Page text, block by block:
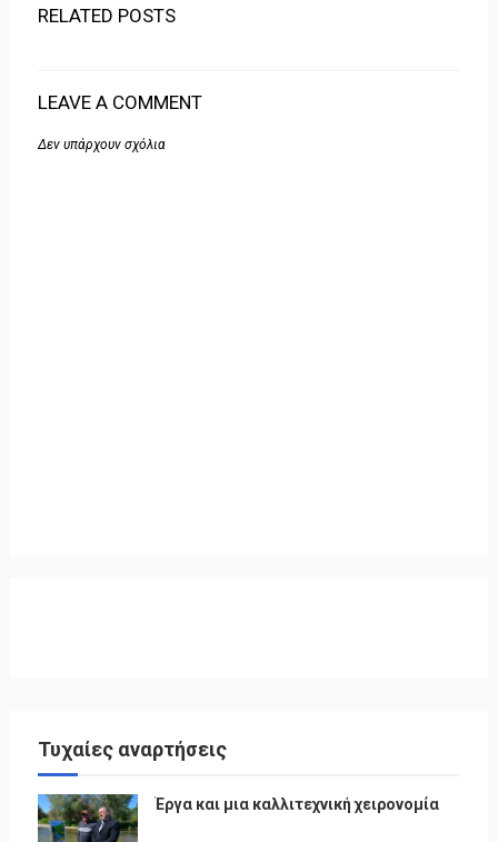
RELATED POSTS
LEAVE A COMMENT
Δεν υπάρχουν σχόλια
Τυχαίες αναρτήσεις
Έργα και μια καλλιτεχνική χειρονομία